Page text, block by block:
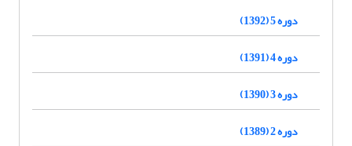
دوره 5 (1392)
دوره 4 (1391)
دوره 3 (1390)
دوره 2 (1389)